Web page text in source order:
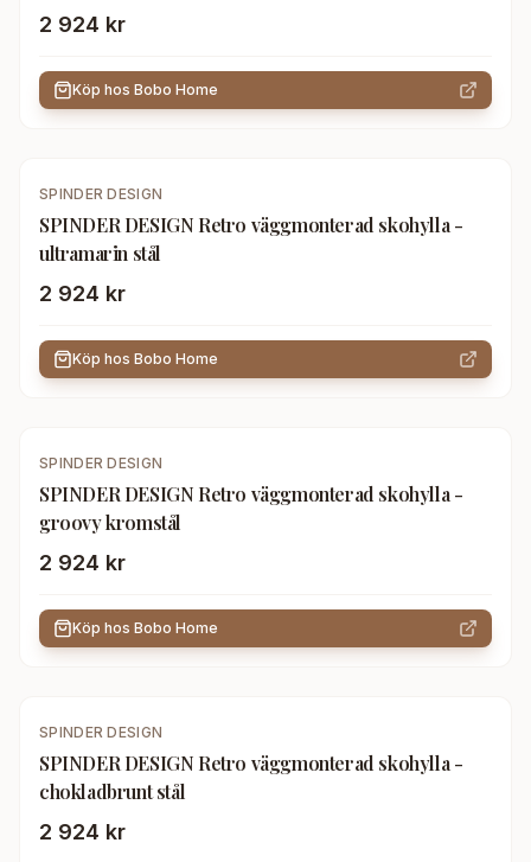
2 924 kr
Köp hos Bobo Home
SPINDER DESIGN
SPINDER DESIGN Retro väggmonterad skohylla -
ultramarin stål
2 924 kr
Köp hos Bobo Home
SPINDER DESIGN
SPINDER DESIGN Retro väggmonterad skohylla -
groovy kromstål
2 924 kr
Köp hos Bobo Home
SPINDER DESIGN
SPINDER DESIGN Retro väggmonterad skohylla -
chokladbrunt stål
2 924 kr